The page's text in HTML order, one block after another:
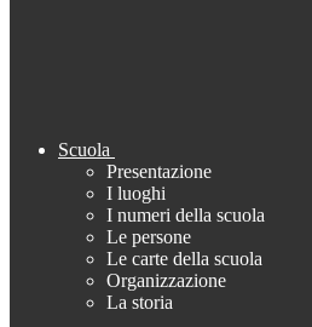
Scuola
Presentazione
I luoghi
I numeri della scuola
Le persone
Le carte della scuola
Organizzazione
La storia